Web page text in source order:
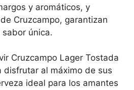
y aromáticos, y
Cruzcampo, garantizan
única.
Cruzcampo Lager Tostada
disfrutar al máximo de sus
ideal para los amantes